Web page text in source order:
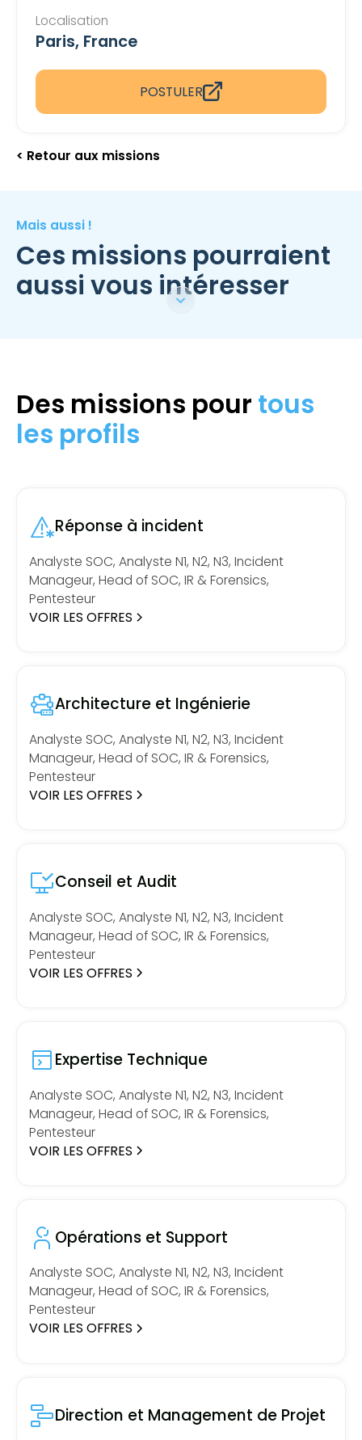
Localisation
Paris, France
POSTULER
< Retour aux missions
Mais aussi !
Ces missions pourraient
aussi vous intéresser
Des missions pour tous
les profils
Réponse à incident
Analyste SOC, Analyste N1, N2, N3, Incident
Manageur, Head of SOC, IR & Forensics,
Pentesteur
VOIR LES OFFRES
Architecture et Ingénierie
Analyste SOC, Analyste N1, N2, N3, Incident
Manageur, Head of SOC, IR & Forensics,
Pentesteur
VOIR LES OFFRES
Conseil et Audit
Analyste SOC, Analyste N1, N2, N3, Incident
Manageur, Head of SOC, IR & Forensics,
Pentesteur
VOIR LES OFFRES
Expertise Technique
Analyste SOC, Analyste N1, N2, N3, Incident
Manageur, Head of SOC, IR & Forensics,
Pentesteur
VOIR LES OFFRES
Opérations et Support
Analyste SOC, Analyste N1, N2, N3, Incident
Manageur, Head of SOC, IR & Forensics,
Pentesteur
VOIR LES OFFRES
Direction et Management de Projet